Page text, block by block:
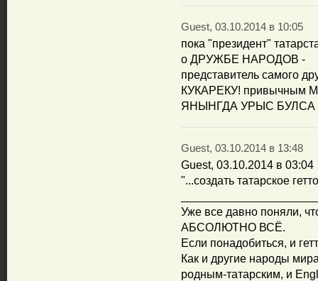
Guest, 03.10.2014 в 10:05
пока "президент"
о ДРУЖБЕ НАРОДОВ -
представитель самого
КУКАРЕКУ! привычным
ЯНЫНГДА УРЫС БУЛСА
Guest, 03.10.2014 в 13:48
Guest, 03.10.2014 в 03:04
"...создать татарское
Уже все давно поняли,
АБСОЛЮТНО ВСЁ.
Если понадобиться, и
Как и другие народы
родным-татарским, и